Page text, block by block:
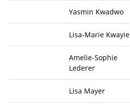
Yasmin Kwadwo
Lisa-Marie Kwayie
Amelie-Sophie
Lederer
Lisa Mayer